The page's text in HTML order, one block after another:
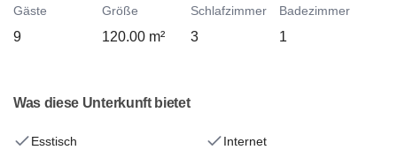
Gäste
9
Größe
120.00 m²
Schlafzimmer
3
Badezimmer
1
Was diese Unterkunft bietet
Esstisch Internet